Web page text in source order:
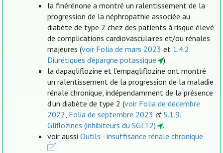
la finérénone a montré un ralentissement de la
progression de la néphropathie associée au
diabète de type 2 chez des patients à risque élevé
de complications cardiovasculaires et/ou rénales
majeures (voir Folia de mars 2023 et 1.4.2.
Diurétiques d'épargne potassique
)
la dapagliflozine et l’empagliflozine ont montré
un ralentissement de la progression de la maladie
rénale chronique, indépendamment de la présence
d’un diabète de type 2 (voir Folia de décembre
2022, Folia de septembre 2023 et 5.1.9.
Gliflozines (inhibiteurs du SGLT2)
.
voir aussi Outils - insuffisance rénale chronique
.